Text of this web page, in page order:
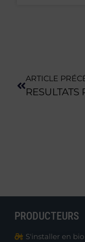
PRODUCTEURS
S'installer en bio